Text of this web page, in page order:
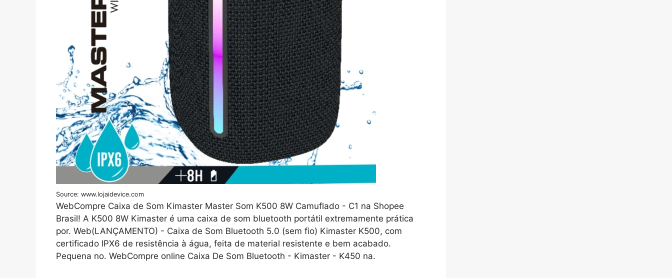
Source: www.lojaidevice.com
WebCompre Caixa de Som Kimaster Master Som K500 8W Camuflado - C1 na Shopee
Brasil! A K500 8W Kimaster é uma caixa de som bluetooth portátil extremamente prática
por. Web(LANÇAMENTO) - Caixa de Som Bluetooth 5.0 (sem fio) Kimaster K500, com
certificado IPX6 de resistência à água, feita de material resistente e bem acabado.
Pequena no. WebCompre online Caixa De Som Bluetooth - Kimaster - K450 na.